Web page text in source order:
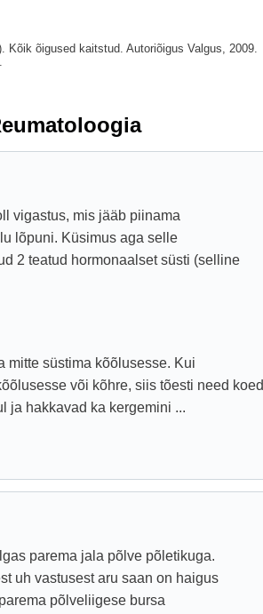
Kõik õigused kaitstud. Autoriõigus Valgus, 2009.
vigastus, mis jääb piinama
lõpuni. Küsimus aga selle
2 teatud hormonaalset süsti (selline
mitte süstima kõõlusesse. Kui
või kõhre, siis tõesti need koed
ja hakkavad ka kergemini ...
parema jala põlve põletikuga.
uh vastusest aru saan on haigus
põlveliigese bursa